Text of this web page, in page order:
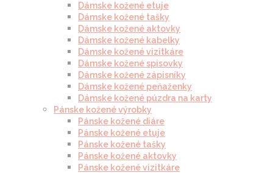
Dámske kožené etuje
Dámske kožené tašky
Dámske kožené aktovky
Dámske kožené kabelky
Dámske kožené vizitkáre
Dámske kožené spisovky
Dámske kožené zápisníky
Dámske kožené peňaženky
Dámske kožené púzdra na karty
Pánske kožené výrobky
Pánske kožené diáre
Pánske kožené etuje
Pánske kožené tašky
Pánske kožené aktovky
Pánske kožené vizitkáre